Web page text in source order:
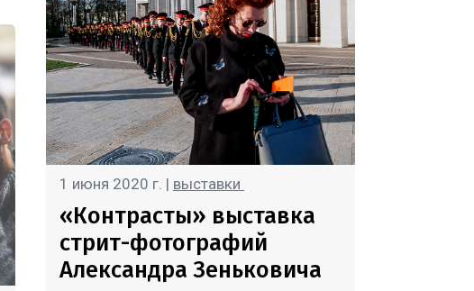
1 июня 2020 г. | выставки
«Контрасты» выставка
стрит-фотографий
Александра Зеньковича